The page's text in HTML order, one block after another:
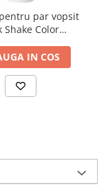
par vopsit
Shake Color
IN COS